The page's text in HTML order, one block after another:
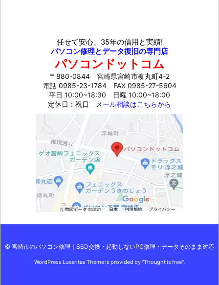
任せて安心、35年の信用と実績!
パソコン修理とデータ復旧の専門店
パソコンドットコム
〒880-0844 宮崎県宮崎市柳丸町4-2
電話 0985-23-1784FAX 0985-27-5604
平日 10:00~18:30 日曜 10:00~18:00
定休日：祝日
メール相談はこちらから
© 宮崎市のパソコン修理｜SSD交換・起動しないPC修理・データそのまま対応
WordPress Luxeritas Theme is provided by "Thought is free".